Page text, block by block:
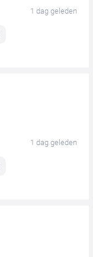
1 dag geleden
1 dag geleden